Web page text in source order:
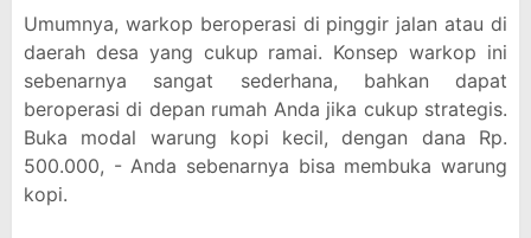
Umumnya, warkop beroperasi di pinggir jalan atau di
daerah desa yang cukup ramai. Konsep warkop ini
sebenarnya sangat sederhana, bahkan dapat
beroperasi di depan rumah Anda jika cukup strategis.
Buka modal warung kopi kecil, dengan dana Rp.
500.000, - Anda sebenarnya bisa membuka warung
kopi.